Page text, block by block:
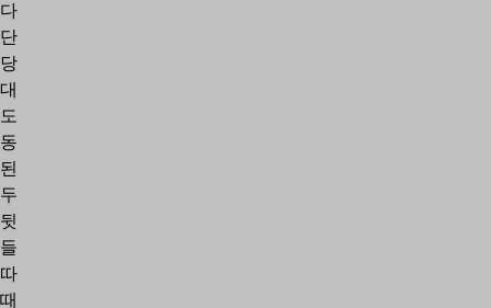
다
단
당
대
도
동
된
두
뒷
들
따
때